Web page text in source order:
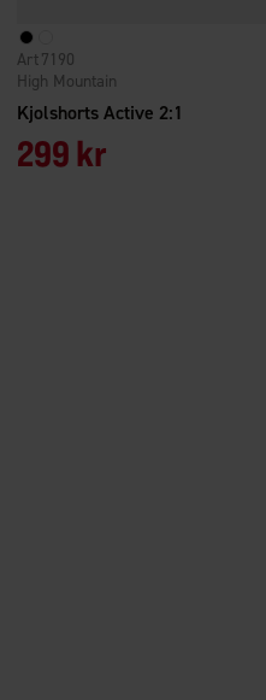
4.6 utav 5 stjärnor
Kjolshorts Active 2:1
High Mountain
7190
299 kr